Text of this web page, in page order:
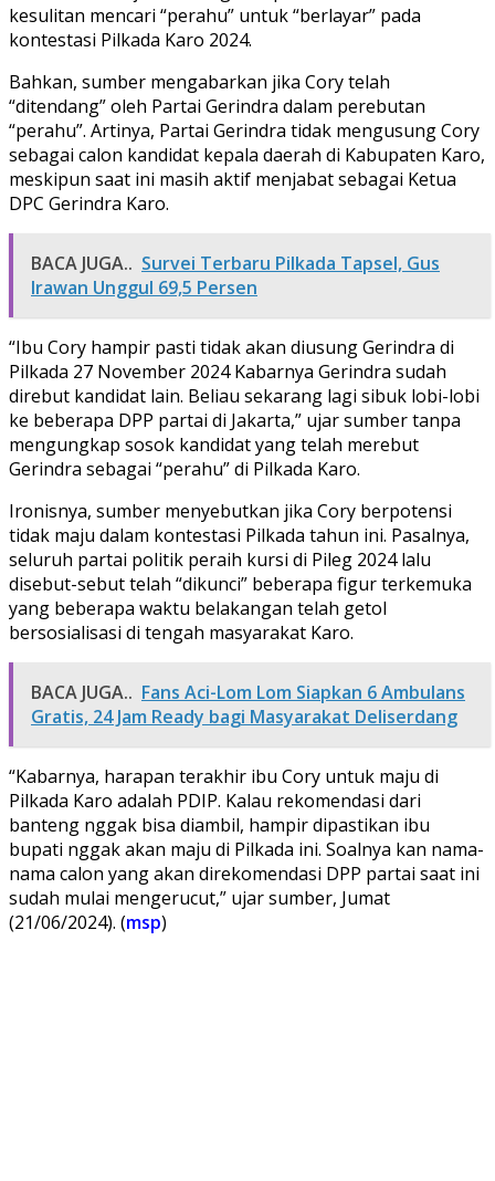
kesulitan mencari “perahu” untuk “berlayar” pada
kontestasi Pilkada Karo 2024.
Bahkan, sumber mengabarkan jika Cory telah
“ditendang” oleh Partai Gerindra dalam perebutan
“perahu”. Artinya, Partai Gerindra tidak mengusung Cory
sebagai calon kandidat kepala daerah di Kabupaten Karo,
meskipun saat ini masih aktif menjabat sebagai Ketua
DPC Gerindra Karo.
BACA JUGA.. Survei Terbaru Pilkada Tapsel, Gus
Irawan Unggul 69,5 Persen
“Ibu Cory hampir pasti tidak akan diusung Gerindra di
Pilkada 27 November 2024 Kabarnya Gerindra sudah
direbut kandidat lain. Beliau sekarang lagi sibuk lobi-lobi
ke beberapa DPP partai di Jakarta,” ujar sumber tanpa
mengungkap sosok kandidat yang telah merebut
Gerindra sebagai “perahu” di Pilkada Karo.
Ironisnya, sumber menyebutkan jika Cory berpotensi
tidak maju dalam kontestasi Pilkada tahun ini. Pasalnya,
seluruh partai politik peraih kursi di Pileg 2024 lalu
disebut-sebut telah “dikunci” beberapa figur terkemuka
yang beberapa waktu belakangan telah getol
bersosialisasi di tengah masyarakat Karo.
BACA JUGA.. Fans Aci-Lom Lom Siapkan 6 Ambulans
Gratis, 24 Jam Ready bagi Masyarakat Deliserdang
“Kabarnya, harapan terakhir ibu Cory untuk maju di
Pilkada Karo adalah PDIP. Kalau rekomendasi dari
banteng nggak bisa diambil, hampir dipastikan ibu
bupati nggak akan maju di Pilkada ini. Soalnya kan nama-
nama calon yang akan direkomendasi DPP partai saat ini
sudah mulai mengerucut,” ujar sumber, Jumat
(21/06/2024). (msp)